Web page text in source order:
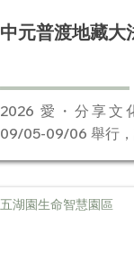
中元普渡地藏大
2026 愛・分享文
09/05-09/06 舉行
五湖園生命智慧園區